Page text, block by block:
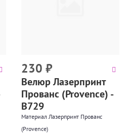
230 ₽
Велюр Лазерпринт
Прованс (Provence) -
В729
Материал Лазерпринт Прованс
(Provence)